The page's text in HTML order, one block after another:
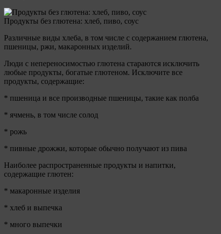
Продукты без глютена: хлеб, пиво, соус
Различные виды хлеба, в том числе с содержанием глютена,
пшеницы, ржи, макаронных изделий.
Люди с непереносимостью глютена стараются исключить
любые продукты, богатые глютеном. Исключите все
продукты, содержащие:
* пшеница и все производные пшеницы, такие как полба
* ячмень, в том числе солод
* рожь
* пивные дрожжи, которые обычно получают из пива
Наиболее распространенные продукты и напитки,
содержащие глютен:
* макаронные изделия
* хлеб и выпечка
* много выпечки